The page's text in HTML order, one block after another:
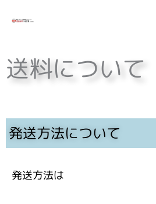
キ
ッ送料について
発送方法について
発送方法は